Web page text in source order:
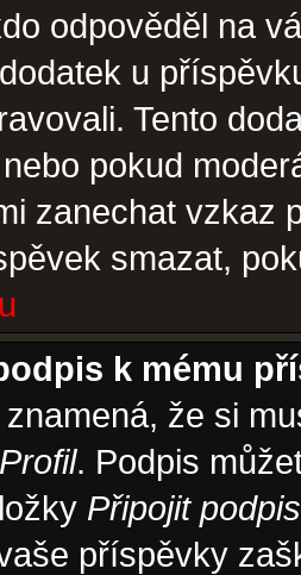
odpověděl na
u
Tento
pokud
zanechat vzkaz
smazat,
k mému
že si
Profil. Podpis
Připojit podpis
příspěvky